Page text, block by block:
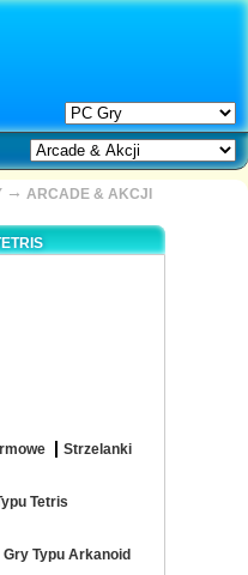
→ ARCADE & AKCJI
Strzelanki
Tetris
Gry Typu Arkanoid